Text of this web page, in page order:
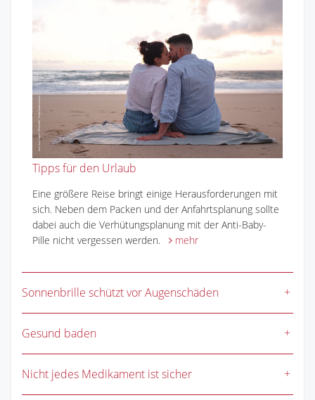
Tipps für den Urlaub
Eine größere Reise bringt einige Herausforderungen mit
sich. Neben dem Packen und der Anfahrtsplanung sollte
dabei auch die Verhütungsplanung mit der Anti-Baby-
Pille nicht vergessen werden.
mehr
Sonnenbrille schützt vor Augenschäden
Gesund baden
Nicht jedes Medikament ist sicher